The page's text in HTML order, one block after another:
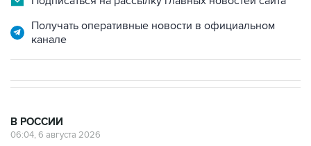
Получать оперативные новости в официальном
канале
В РОССИИ
06:04, 6 августа 2026